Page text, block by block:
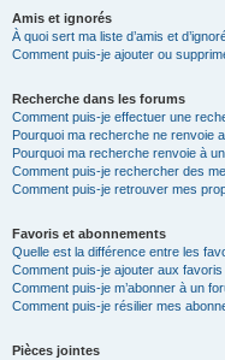
Amis et ignorés
À quoi sert ma liste d’amis et
Comment puis-je ajouter ou
Recherche dans les forums
Comment puis-je effectuer une
Pourquoi ma recherche ne renvoie
Pourquoi ma recherche renvoie à
Comment puis-je rechercher des
Comment puis-je retrouver mes
Favoris et abonnements
Quelle est la différence entre les
Comment puis-je ajouter aux
Comment puis-je m’abonner à un
Comment puis-je résilier mes
Pièces jointes